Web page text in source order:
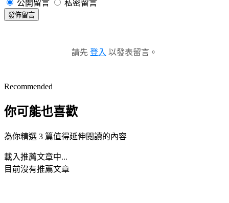
公開留言 私密留言
發佈留言
請先 登入 以發表留言。
Recommended
你可能也喜歡
為你精選 3 篇值得延伸閱讀的內容
載入推薦文章中...
目前沒有推薦文章